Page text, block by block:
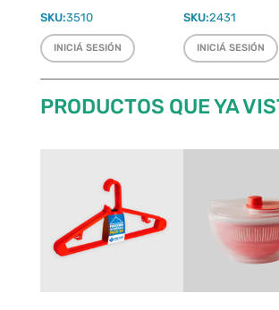
SKU:3510
INICIÁ SESIÓN
SKU:2431
INICIÁ SESIÓN
PRODUCTOS QUE YA